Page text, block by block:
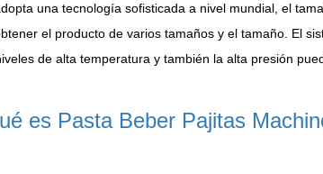
una tecnología sofisticada a nivel mundial, el
el producto de varios tamaños y el tamaño. El
de alta temperatura y también la alta presión
es Pasta Beber Pajitas